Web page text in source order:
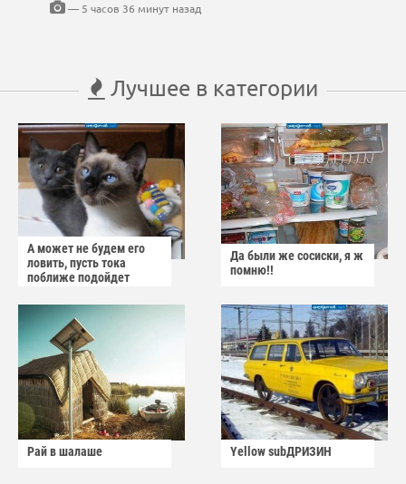
— 5 часов 36 минут назад
Лучшее в категории
А может не будем его
ловить, пусть тока
поближе подойдет
Да были же сосиски, я ж
помню!!
Рай в шалаше Yellow subДРИЗИН